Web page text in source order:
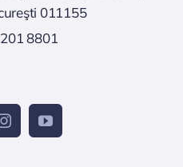
011155
8801